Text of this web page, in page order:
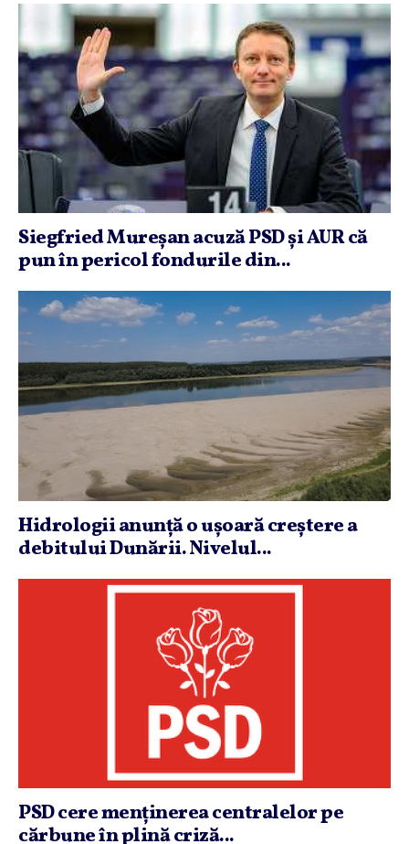
Siegfried Mureşan acuză PSD şi AUR că
pun în pericol fondurile din...
Hidrologii anunţă o uşoară creştere a
debitului Dunării. Nivelul...
PSD cere menţinerea centralelor pe
cărbune în plină criză...